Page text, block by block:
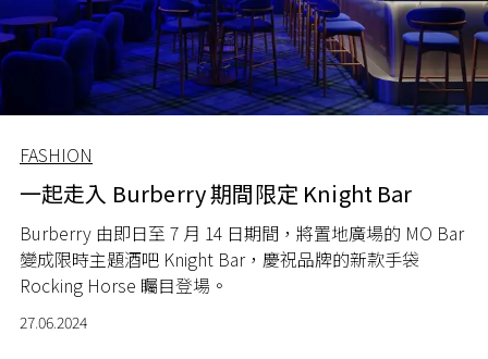
FASHION
一起走入 Burberry 期間限定 Knight Bar
Burberry 由即日至 7 月 14 日期間，將置地廣場的 MO Bar
變成限時主題酒吧 Knight Bar，慶祝品牌的新款手袋
Rocking Horse 矚目登場。
27.06.2024